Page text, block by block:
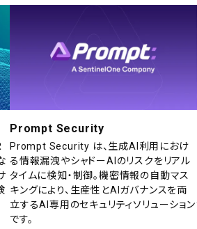
Prompt Security
Prompt Security は、生成AI利用におけ
る情報漏洩やシャドーAIのリスクをリアル
タイムに検知・制御。機密情報の自動マス
キングにより、生産性とAIガバナンスを両
立するAI専用のセキュリティソリューション
です。